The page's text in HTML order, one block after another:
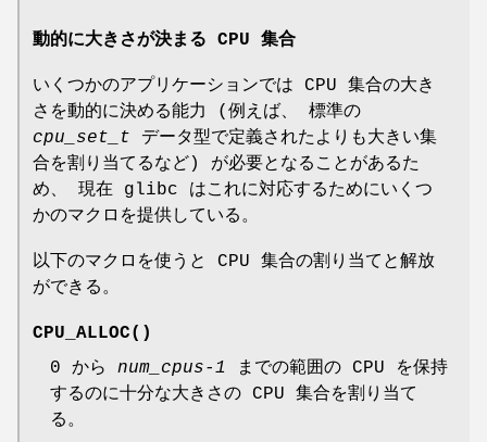
動的に大きさが決まる CPU 集合
いくつかのアプリケーションでは CPU 集合の大き
さを動的に決める能力 (例えば、 標準の
cpu_set_t データ型で定義されたよりも大きい集
合を割り当てるなど) が必要となることがあるた
め、 現在 glibc はこれに対応するためにいくつ
かのマクロを提供している。
以下のマクロを使うと CPU 集合の割り当てと解放
ができる。
CPU_ALLOC()
0 から num_cpus-1 までの範囲の CPU を保持
するのに十分な大きさの CPU 集合を割り当て
る。